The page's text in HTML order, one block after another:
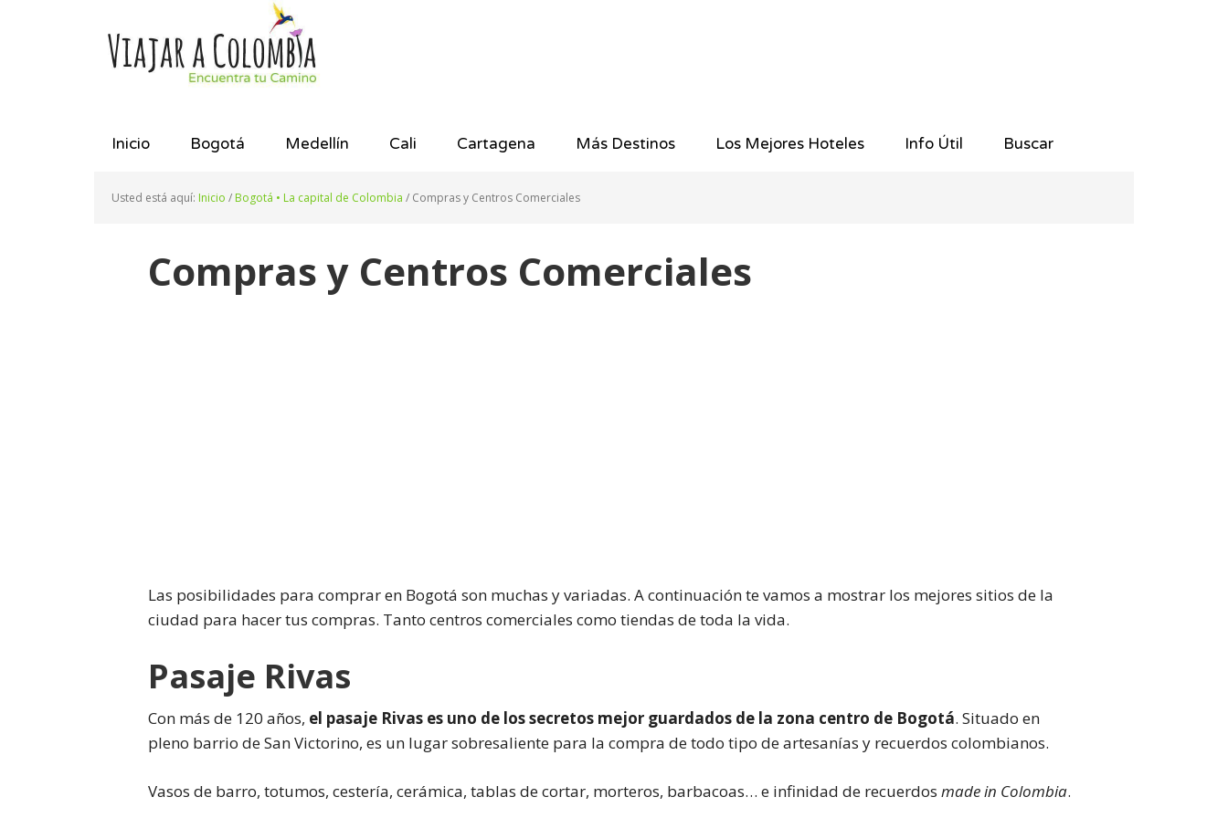
contenido
pie
Inicio Bogotá Medellín Cali Cartagena Más Destinos Los Mejores Hoteles Info Útil Buscar
Usted está aquí: Inicio / Bogotá • La capital de Colombia / Compras y Centros Comerciales
Compras y Centros Comerciales
Las posibilidades para comprar en Bogotá son muchas y variadas. A continuación te vamos a mostrar los mejores sitios de la
ciudad para hacer tus compras. Tanto centros comerciales como tiendas de toda la vida.
Pasaje Rivas
Con más de 120 años, el pasaje Rivas es uno de los secretos mejor guardados de la zona centro de Bogotá. Situado en
pleno barrio de San Victorino, es un lugar sobresaliente para la compra de todo tipo de artesanías y recuerdos colombianos.
Vasos de barro, totumos, cestería, cerámica, tablas de cortar, morteros, barbacoas… e infinidad de recuerdos made in Colombia.